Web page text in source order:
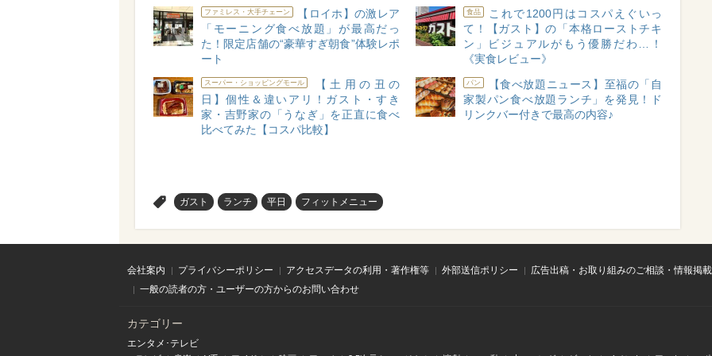
ファミレス・大手チェーン
【ロイホ】の激レア
「モーニング食べ放題」が最高だっ
た！限定店舗の“豪華すぎ朝食”体験レポ
ート
食品
これで1200円はコスパえぐいっ
て！【ガスト】の「本格ローストチキ
ン」ビジュアルがもう優勝だわ…！
《実食レビュー》
スーパー・ショッピングモール
【土用の丑の
日】個性＆違いアリ！ガスト・すき
家・吉野家の「うなぎ」を正直に食べ
比べてみた【コスパ比較】
パン
【食べ放題ニュース】至福の「自
家製パン食べ放題ランチ」を発見！ド
リンクバー付きで最高の内容♪
ガスト ランチ 平日 フィットメニュー
会社案内 プライバシーポリシー アクセスデータの利用・著作権等 外部送信ポリシー
広告出稿・お取り組みのご相談・情報掲
一般の読者の方・ユーザーの方からのお問い合わせ
カテゴリー
エンタメ･テレビ